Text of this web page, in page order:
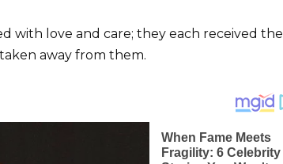
with love and care; they each received the
away from them.